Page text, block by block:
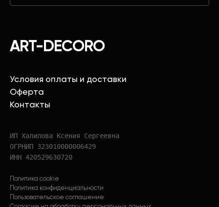
ART-DECORO
Условия оплаты и доставки
Оферта
Контакты
ИП Халилова Ксения Сергеевна
ОГРНИП 323010000006429
ИНН 420529630720
Политика cookie
Политика конфиденциальности
Пользовательское соглашение